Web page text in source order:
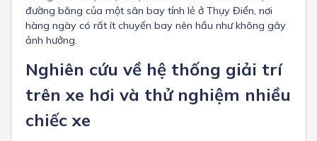
đường băng của một sân bay tỉnh lẻ ở Thụy Điển, nơi
hàng ngày có rất ít chuyến bay nên hầu như không gây
ảnh hưởng.
Nghiên cứu về hệ thống giải trí
trên xe hơi và thử nghiệm nhiều
chiếc xe